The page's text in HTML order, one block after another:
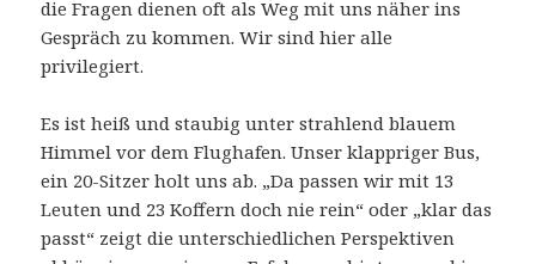
die Fragen dienen oft als Weg mit uns näher ins
Gespräch zu kommen. Wir sind hier alle
privilegiert.
Es ist heiß und staubig unter strahlend blauem
Himmel vor dem Flughafen. Unser klappriger Bus,
ein 20-Sitzer holt uns ab. „Da passen wir mit 13
Leuten und 23 Koffern doch nie rein“ oder „klar das
passt“ zeigt die unterschiedlichen Perspektiven